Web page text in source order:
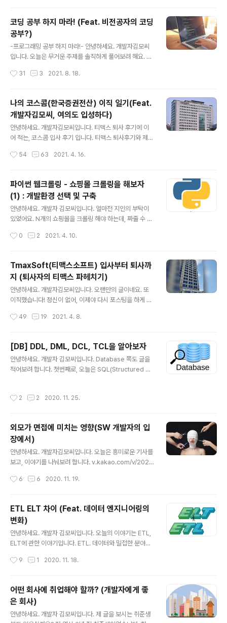
oper.tistory.com/42 나의 코스콤(한국증권전산) 이직
일기(Feat. 개발자김모씨, 여의도 입성하다) 안녕하세요.
개발자김모씨입니다. 티맥스 퇴사 후기에 이어 적는, 코스
콤 입사 후기 입니다. 티맥스 퇴사후기와 제조업계 퇴사 후
기는 아래 글을 참조하세요! http artist-developer.tist
대급 정신 없었던 ..
코딩 공부 하지 마라! (Feat. 비전공자의 코딩
공부?)
-프로그래밍 공부 하지 마라!- 안녕하세요. 개발자김모씨
입니다. 오늘은 무거운 주제를 솔직하게 풀어보려 해요. 4
기본 소양이 되는 시대라고 해도 과언이 아니죠? 얼마전에
동생도 저에게 물어봤어요. "형 나 이대로 가면 취업 안될
것 같은데, 코딩 배워서 개발자할까? 개발자 요새 돈 엄청
벌던데....?" 이 글을 읽고 있는 여러분들은 어떠신가요? 비
전공자분들, 최근에 IT 회사들 연봉 1000만원 2000만원
현업 개발자분들, 주변에서 이런 이야기를 심심치 않게 듣
31 3 2021. 8. 18.
나의 코스콤(한국증권전산) 이직 일기(Feat.
개발자김모씨, 여의도 입성하다)
안녕하세요. 개발자김모씨입니다. 티맥스 퇴사 후기에 이
어 적는, 코스콤 입사 후기 입니다. 티맥스 퇴사후기와 제조
eveloper.tistory.com/40 TmaxSoft(티맥스소프트)
요. 개발자김모씨입니다. 오랜만의 글이네요. 또 이직했습
니다! 정신이 없어, 이제야 다시 포스팅을 하게 되었네요. a
rtist-developer.tistory.com/18 퇴사썰로 찾아 artist
-developer.tistory.com https://artist-developer.
tistory.com/18 내가 제조업계를 떠난 이유 (본격 개발자
54 63 2021. 4. 16.
파이썬 웹크롤링 - 쇼핑몰 크롤링을 해보자
(1) : 개발환경 선택 및 구축
안녕하세요. 개발자 김모씨입니다. 얼마전 지인의 부탁이
있었어요. N개의 쇼핑몰을 크롤링 해야 하는데, 짜줄 수 있
네이버카페, 블로그를 크롤링 해본 게 전부라서 거절하려
앞으로 크롤러를 개발하게 되실 분들께 도움이 되기를 바
라며 개발과 함께 그 기록을 남겨보려 합니다. NEEDS 분
석 개발을 시작하기에 앞서 명확한 NEEDS 분석부터 해야
죠? 1. 폐쇄적 쇼핑몰 요청이 들어온 쇼핑몰들은 상당히 폐
하였기에, 크롤링 실행 전 로그인 기능이 필요합니다. 2. 상
0 2 2021. 4. 10.
TmaxSoft(티맥스소프트) 입사부터 퇴사까
지 (퇴사자의 티맥스 파헤치기)
안녕하세요. 개발자김모씨입니다. 오랜만의 글이네요. 또
이직했습니다! 정신이 없어, 이제야 다시 포스팅을 하게 되
업계를 떠난 이유 (본격 개발자 퇴사 썰) 퇴사썰로 찾아뵙
하고, 현재 회사로 이직을 했는지 그 이유에 대해 이야기해
볼까 합 artist-developer.tistory.com 작년 이맘 때,
반도체 회사에서 퇴사를 했었는데요. 제조업을 떠나 이직
한 곳이 바로, 티맥스 였습니다. 개발자들에겐 무척 유명하
무실을 준다더라~ 오늘은 이직부터 퇴사까지. 제가 보고..
49 19 2021. 4. 8.
[DB] DDL, DML, DCL, TCL을 알아보자
안녕하세요. 개발자 김모씨입니다. Database 쪽도 글을
적어보려 합니다. 첫번째로, 오늘은 SQL(Structured Qu
- 데이터 정의어 DDL은 데이터베이스 스키마를 정의하거
은 SCHEMA, DOMAIN, TABLE, VIEW, INDEX 등이
있습니다. 단, DDL은 명령어를 입력하는 순간 작업이 즉시
완료(AUTO COMMIT)되기 때문에 주의하여야 합니다.
종류 역할 CREATE 대상 객체를 생성합니다. ALTER 대
2 2 2020. 11. 25.
외모가 면접에 미치는 영향(SW 개발자의 입
장에서)
안녕하세요. 개발자김모씨입니다. 오늘은 흥미로운 기사를
보고, 이야기를 나눠보려 합니다. v.kakao.com/v/2020
평가에 영향 미쳐"..평균 30% [서울=뉴시스] 김종민 기자
영향을 미치고 있는 것으로 나타났다. 구인구 v.kakao.co
m 우리는 철저히 지원자의 입장에서, '외모 때문에 면접에
서 떨어지지 않을까?' 하는 고민을 수 차례 해본 경험이 있
습니다. 취준생이 외모 때문에 합격 여부를 걱정한다는 수
독특하게도 기업체를 대상으로 조사를 했네요. 그 결과로..
6 6 2020. 11. 19.
ETL ELT 차이 (Feat. 데이터 엔지니어링의
변화)
안녕하세요. 개발자 김모씨입니다. 오늘의 이야기는 ETL,
ELT에 관한 이야기입니다. ETL. 데이터와 밀접한 분야에
TL 시대의 종말'이라고 할 정도로, ETL에서 ELT로 흐름
이러한 변화의 흐름이 생겨났는지에 대해 이야기해보겠습
니다. ETL이란? 보통 데이터 엔지니어 또는 데이터베이스
엔지니어의 일은 ETL에서 시작한다고 해도 과언이 아닙니
다. ETL이란 Extract, Transform, Load 세 단어의 축
9 1 2020. 11. 18.
어떤 회사에 취업해야 할까? (개발자에게 좋
은 회사)
안녕하세요. 개발자 김모씨입니다. 제 글을 보시는 취준생